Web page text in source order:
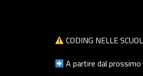
CODING NELLE
A partire dal